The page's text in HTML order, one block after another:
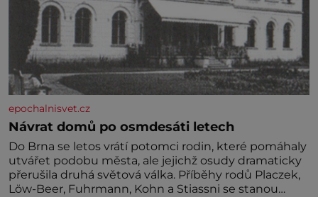
epochalnisvet.cz
Návrat domů po osmdesáti letech
Do Brna se letos vrátí potomci rodin, které pomáhaly
utvářet podobu města, ale jejichž osudy dramaticky
přerušila druhá světová válka. Příběhy rodů Placzek,
Löw-Beer, Fuhrmann, Kohn a Stiassni se stanou